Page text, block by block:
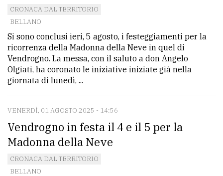
CRONACA DAL TERRITORIO
BELLANO
Si sono conclusi ieri, 5 agosto, i festeggiamenti per la
ricorrenza della Madonna della Neve in quel di
Vendrogno. La messa, con il saluto a don Angelo
Olgiati, ha coronato le iniziative iniziate già nella
giornata di lunedì, ...
VENERDÌ, 01 AGOSTO 2025 - 14:56
Vendrogno in festa il 4 e il 5 per la
Madonna della Neve
CRONACA DAL TERRITORIO
BELLANO